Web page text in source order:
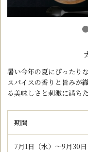
暑い今年の夏にぴったり
スパイスの香りと旨みが
る美味しさと刺激に満ち
期間
7月1日（水）～9月30日